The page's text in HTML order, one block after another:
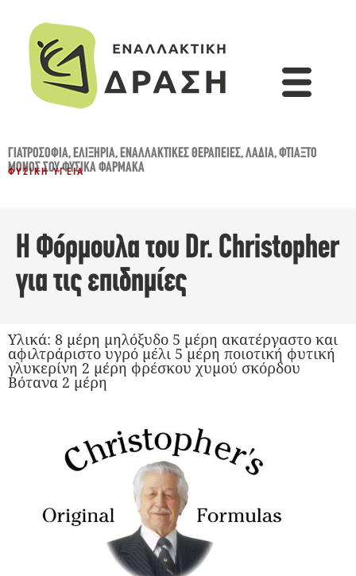
ΓΙΑΤΡΟΣΌΦΙΑ,ΕΛΙΞΉΡΙΑ,ΕΝΑΛΛΑΚΤΙΚΈΣ ΘΕΡΑΠΕΊΕΣ,ΛΆΔΙΑ,ΦΤΙΆΞΤΟ
ΜΌΝΟΣ ΣΟΥ,ΦΥΣΙΚΆ ΦΆΡΜΑΚΑ
ΦΥΣΙΚΉ ΥΓΕΊΑ
Η Φόρμουλα του Dr. Christopher
για τις επιδημίες
Υλικά: 8 μέρη μηλόξυδο 5 μέρη ακατέργαστο και
αφιλτράριστο υγρό μέλι 5 μέρη ποιοτική φυτική
γλυκερίνη 2 μέρη φρέσκου χυμού σκόρδου
Βότανα 2 μέρη